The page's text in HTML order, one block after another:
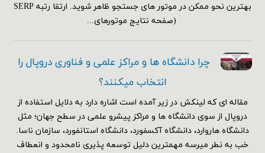
بهترین نحو ممکن در موتور های جستجو ظاهر شوید. ارتقا رتبه SERP
(صفحه نتایج موتورهای...
چرا دانشگاه ها و مراکز علمی و فناوری دروپال را
انتخاب میکنند؟
مقاله ای که لینکش در زیر آمده است اشاره دارد به دلایل استفاده از
دروپال از سوی دانشگاه ها و مراکز پیشرو علمی در سطح جهان؛ مثل
دانشگاه هاروارد، دانشگاه آکسفورد، دانشگاه استانفورد، سازمان ناسا.
خب به نطر میرسه مهمترین دلیل توسعه پذیری نامحدود و انعطاف